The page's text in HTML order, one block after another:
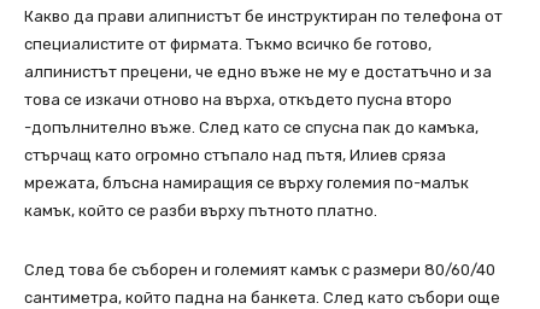
Какво да прави алипнистът бе инструктиран по телефона от
специалистите от фирмата. Тъкмо всичко бе готово,
алпинистът прецени, че едно въже не му е достатъчно и за
това се изкачи отново на върха, откъдето пусна второ
-допълнително въже. След като се спусна пак до камъка,
стърчащ като огромно стъпало над пътя, Илиев сряза
мрежата, блъсна намиращия се върху големия по-малък
камък, който се разби върху пътното платно.
След това бе съборен и големият камък с размери 80/60/40
сантиметра, който падна на банкета. След като събори още